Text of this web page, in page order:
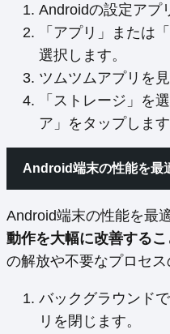
Androidの設定アプ
「アプリ」または
選択します。
ツムツムアプリを
「ストレージ」を
ア」をタップします
Android端末の性能を最
Android端末の性能を最
動作を大幅に改善するこ
の解放や不要なプロセス
バックグラウンド
リを閉じます。